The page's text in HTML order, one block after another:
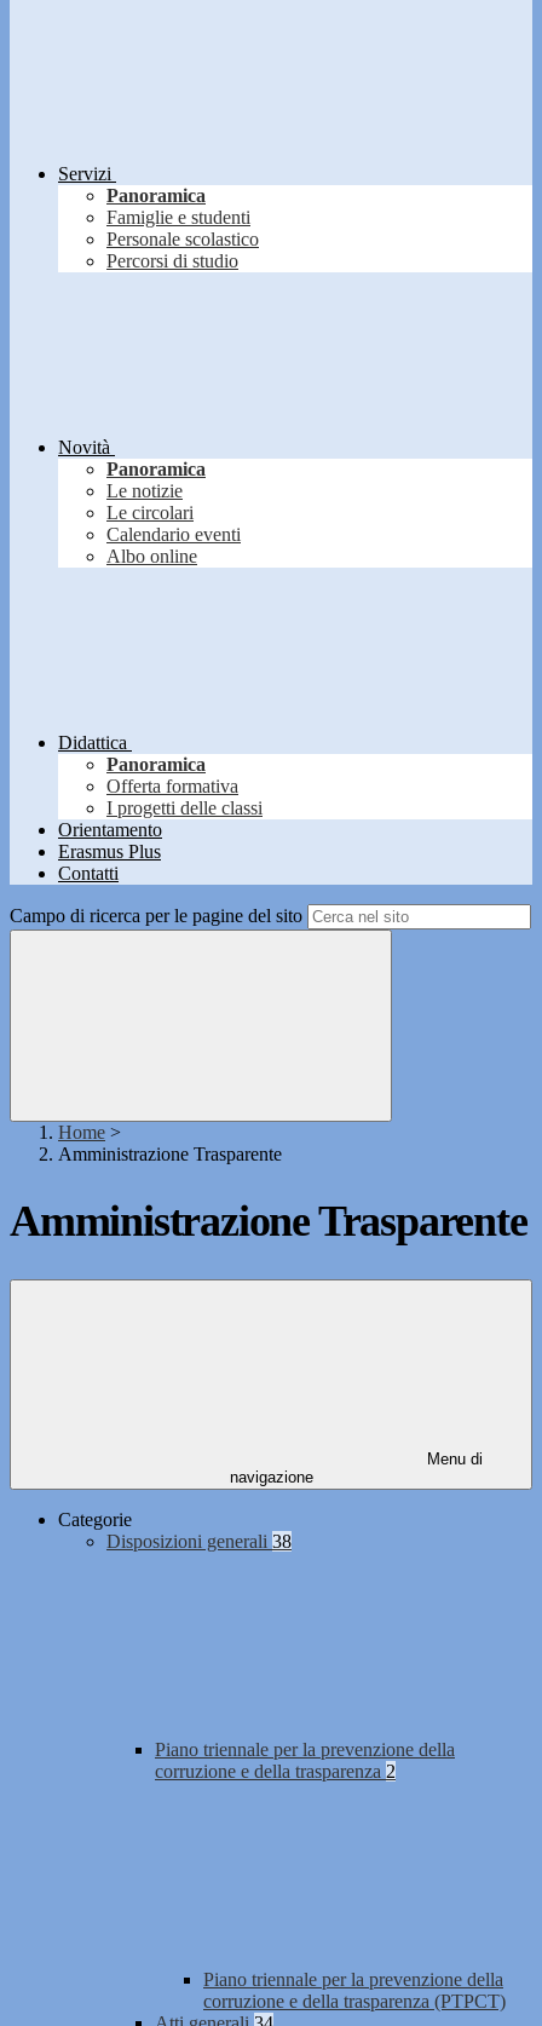
Servizi
Panoramica
Famiglie e studenti
Personale scolastico
Percorsi di studio
Novità
Panoramica
Le notizie
Le circolari
Calendario eventi
Albo online
Didattica
Panoramica
Offerta formativa
I progetti delle classi
Orientamento
Erasmus Plus
Contatti
Campo di ricerca per le pagine del sito
Home >
Amministrazione Trasparente
Amministrazione Trasparente
Menu di
navigazione
Categorie
Disposizioni generali 38
Piano triennale per la prevenzione della
corruzione e della trasparenza 2
Piano triennale per la prevenzione della
corruzione e della trasparenza (PTPCT)